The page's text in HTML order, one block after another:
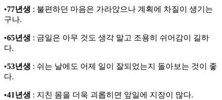
•77년생 : 불편하던 마음은 가라앉으나 계획에 차질이 생기는
구나.
•65년생 : 금일은 아무 것도 생각 말고 조용히 쉬어감이 길하
다.
•53년생 : 쉬는 날에도 어제 일이 잘되었는지 돌아보는 것이 좋
다.
•41년생 : 지친 몸을 더욱 괴롭히면 앞일에 지장이 많다.